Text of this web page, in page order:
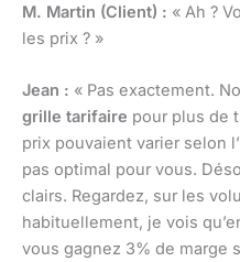
M. Martin (Client) : « Ah ?
les prix ? »
Jean : « Pas exactement.
grille tarifaire pour plus de
prix pouvaient varier selon
pas optimal pour vous.
clairs. Regardez, sur les
habituellement, je vois
vous gagnez 3% de marge